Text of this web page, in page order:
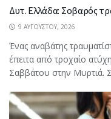
Δυτ. Ελλάδα: Σοβαρός
9 ΑΥΓΟΎΣΤΟΥ, 2026
Ένας αναβάτης
έπειτα από τροχαίο
Σαββάτου στην Μυρτιά.